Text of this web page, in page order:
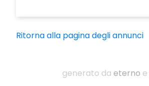
Ritorna alla pagina degli annunci
generato da eterno e